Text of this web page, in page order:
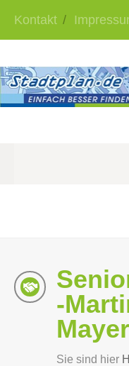
Kontakt
-
Mayer
Sie sind hier